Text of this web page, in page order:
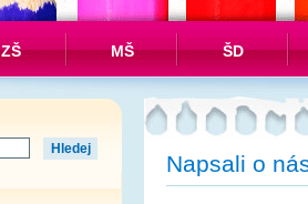
ZŠ MŠ ŠD
Napsali o